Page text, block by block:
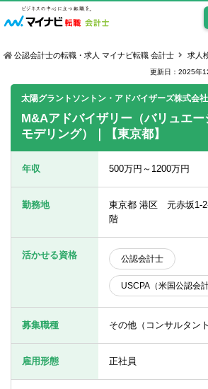
公認会計士の求人
公認会計士試験
女性会計士の転職
個別転職相談会
転職お役立ち情
非公開求人とは
公認会計士の転職・求人 マイナビ転職 会計士 求人
更新日：2025年
太陽グラントソントン・アドバイザーズ株式会社
M&Aアドバイザリー（バリュエ
モデリング）｜【東京都】
年収 500万円～1200万円
勤務地
東京都 港区 元赤坂1-
階
活かせる資格 公認会計士
USCPA（米国公認会計
募集職種 その他（コンサルタン
雇用形態 正社員